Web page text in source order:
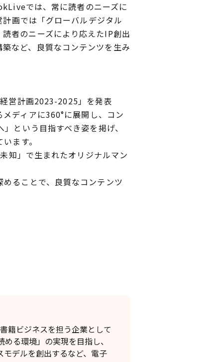
では、常に読者のニーズに
画では「グローバルデジタル
者のニーズにより応えたIP創出
など、良質なコンテンツを生み
営計画2023-2025」を発表
ディアに360°に展開し、コン
という目指すべき姿を掲げ、
ます。
知」で生まれたオリジナルマン
ることで、良質なコンテンツ
籍ビジネスを担う企業として
る環境」の実現を目指し、
デルを創出するなど、電子